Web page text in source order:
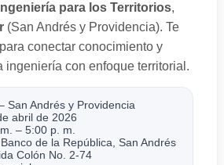
para los Territorios,
(San Andrés y Providencia). Te
conectar conocimiento y
ingeniería con enfoque territorial.
San Andrés y Providencia
abril de 2026
– 5:00 p. m.
de la República, San Andrés
Colón No. 2-74